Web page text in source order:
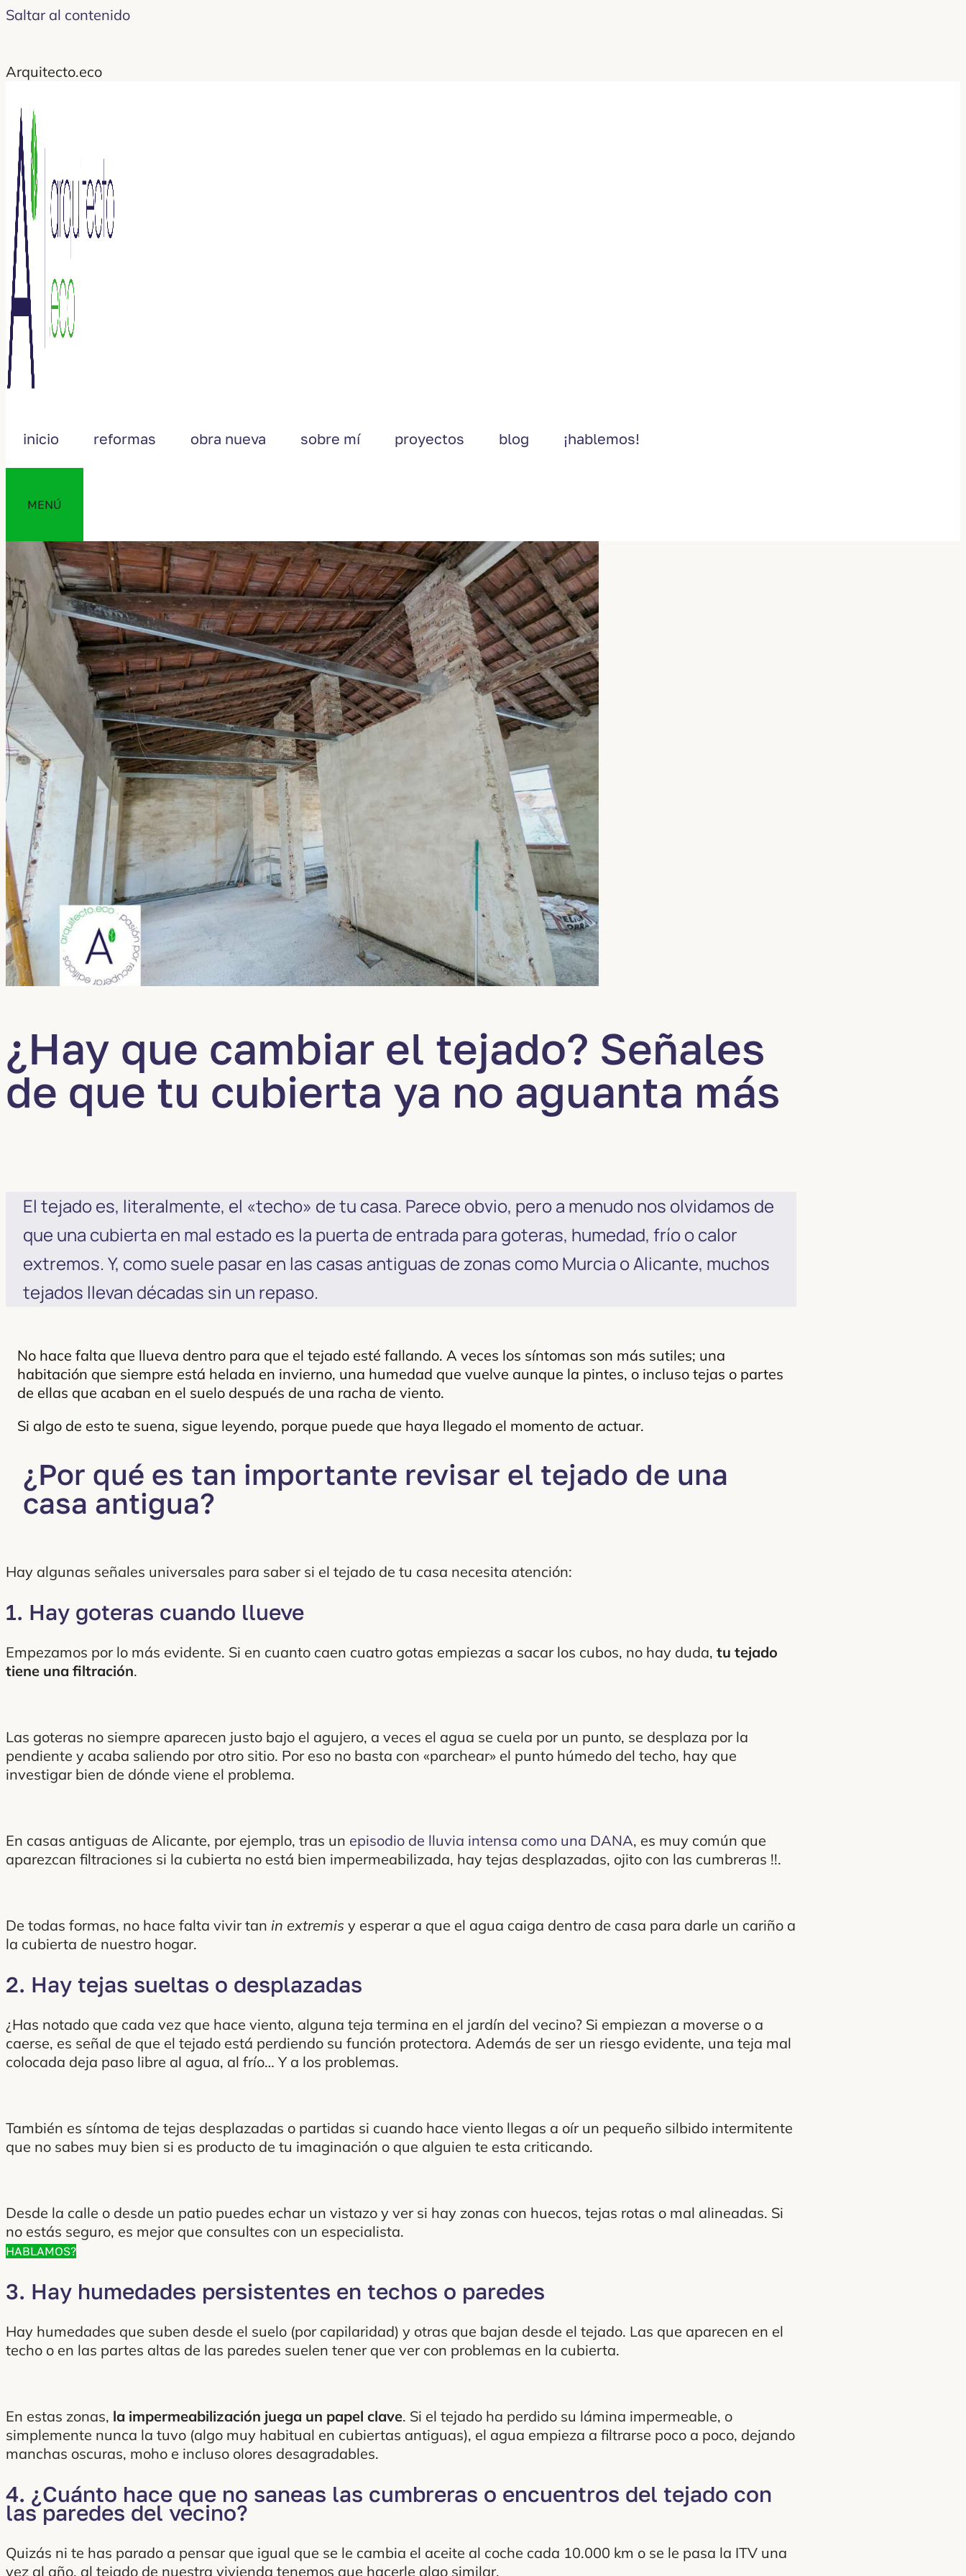
Saltar al contenido
Arquitecto.eco
inicio reformas obra nueva sobre mí proyectos blog ¡hablemos!
MENÚ
¿Hay que cambiar el tejado? Señales
de que tu cubierta ya no aguanta más
El tejado es, literalmente, el «techo» de tu casa. Parece obvio, pero a menudo nos olvidamos de
que una cubierta en mal estado es la puerta de entrada para goteras, humedad, frío o calor
extremos. Y, como suele pasar en las casas antiguas de zonas como Murcia o Alicante, muchos
tejados llevan décadas sin un repaso.
No hace falta que llueva dentro para que el tejado esté fallando. A veces los síntomas son más sutiles; una
habitación que siempre está helada en invierno, una humedad que vuelve aunque la pintes, o incluso tejas o partes
de ellas que acaban en el suelo después de una racha de viento.
Si algo de esto te suena, sigue leyendo, porque puede que haya llegado el momento de actuar.
¿Por qué es tan importante revisar el tejado de una
casa antigua?
Hay algunas señales universales para saber si el tejado de tu casa necesita atención:
1. Hay goteras cuando llueve
Empezamos por lo más evidente. Si en cuanto caen cuatro gotas empiezas a sacar los cubos, no hay duda, tu tejado
tiene una filtración.
Las goteras no siempre aparecen justo bajo el agujero, a veces el agua se cuela por un punto, se desplaza por la
pendiente y acaba saliendo por otro sitio. Por eso no basta con «parchear» el punto húmedo del techo, hay que
investigar bien de dónde viene el problema.
En casas antiguas de Alicante, por ejemplo, tras un episodio de lluvia intensa como una DANA, es muy común que
aparezcan filtraciones si la cubierta no está bien impermeabilizada, hay tejas desplazadas, ojito con las cumbreras !!.
De todas formas, no hace falta vivir tan in extremis y esperar a que el agua caiga dentro de casa para darle un cariño a
la cubierta de nuestro hogar.
2. Hay tejas sueltas o desplazadas
¿Has notado que cada vez que hace viento, alguna teja termina en el jardín del vecino? Si empiezan a moverse o a
caerse, es señal de que el tejado está perdiendo su función protectora. Además de ser un riesgo evidente, una teja mal
colocada deja paso libre al agua, al frío… Y a los problemas.
También es síntoma de tejas desplazadas o partidas si cuando hace viento llegas a oír un pequeño silbido intermitente
que no sabes muy bien si es producto de tu imaginación o que alguien te esta criticando.
Desde la calle o desde un patio puedes echar un vistazo y ver si hay zonas con huecos, tejas rotas o mal alineadas. Si
no estás seguro, es mejor que consultes con un especialista.
HABLAMOS?
3. Hay humedades persistentes en techos o paredes
Hay humedades que suben desde el suelo (por capilaridad) y otras que bajan desde el tejado. Las que aparecen en el
techo o en las partes altas de las paredes suelen tener que ver con problemas en la cubierta.
En estas zonas, la impermeabilización juega un papel clave. Si el tejado ha perdido su lámina impermeable, o
simplemente nunca la tuvo (algo muy habitual en cubiertas antiguas), el agua empieza a filtrarse poco a poco, dejando
manchas oscuras, moho e incluso olores desagradables.
4. ¿Cuánto hace que no saneas las cumbreras o encuentros del tejado con
las paredes del vecino?
Quizás ni te has parado a pensar que igual que se le cambia el aceite al coche cada 10.000 km o se le pasa la ITV una
vez al año, al tejado de nuestra vivienda tenemos que hacerle algo similar.